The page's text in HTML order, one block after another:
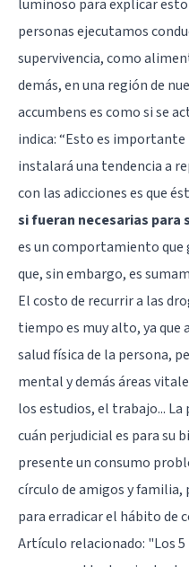
luminoso para explicar
personas ejecutamos
supervivencia, como
demás, en una región de
accumbens es como si se
indica: “Esto es importante
instalará una tendencia a
con las adicciones es que
si fueran necesarias para
es un comportamiento que
que, sin embargo, es
El costo de recurrir a las
tiempo es muy alto, ya
salud física de la persona,
mental y demás áreas
los estudios, el trabajo... La
cuán perjudicial es para su
presente un consumo
círculo de amigos y familia,
para erradicar el hábito de
Artículo relacionado: "Los